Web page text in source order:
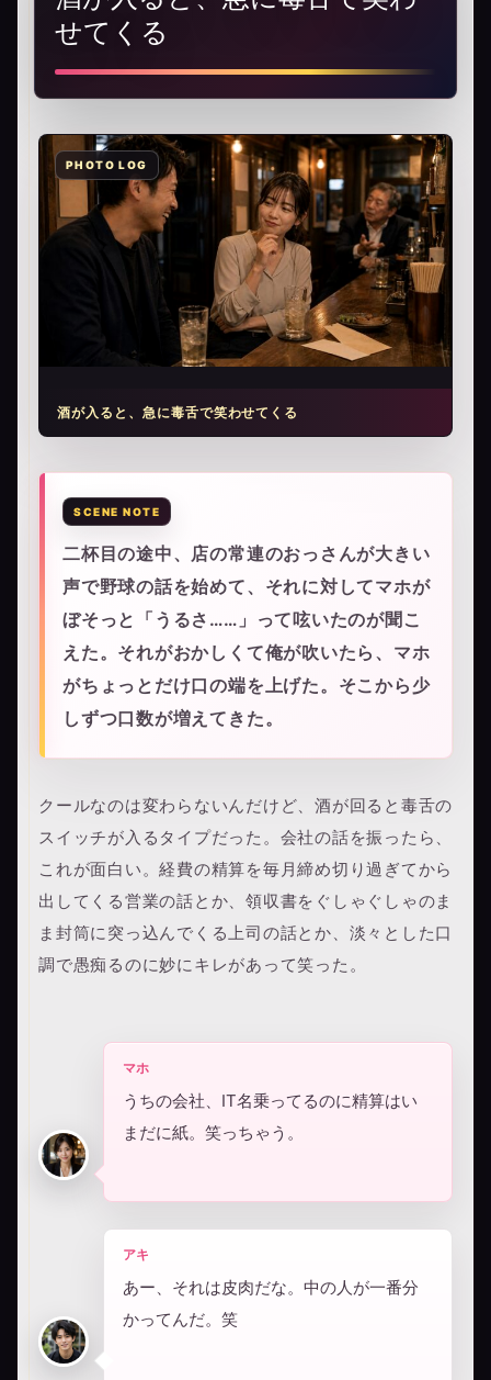
せてくる
酒が入ると、急に毒舌で笑わせてくる
二杯目の途中、店の常連のおっさんが大きい
声で野球の話を始めて、それに対してマホが
ぼそっと「うるさ……」って呟いたのが聞こ
えた。それがおかしくて俺が吹いたら、マホ
がちょっとだけ口の端を上げた。そこから少
しずつ口数が増えてきた。
クールなのは変わらないんだけど、酒が回ると毒舌の
スイッチが入るタイプだった。会社の話を振ったら、
これが面白い。経費の精算を毎月締め切り過ぎてから
出してくる営業の話とか、領収書をぐしゃぐしゃのま
ま封筒に突っ込んでくる上司の話とか、淡々とした口
調で愚痴るのに妙にキレがあって笑った。
マホ
うちの会社、IT名乗ってるのに精算はい
まだに紙。笑っちゃう。
アキ
あー、それは皮肉だな。中の人が一番分
かってんだ。笑